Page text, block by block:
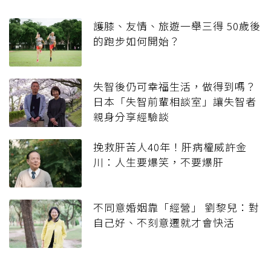
【50+官網】： https://www.fiftyplus.com.tw
【50+Line】： https://line.me/R/ti/p/%40efu3793r
【50+粉絲團】：
https://www.facebook.com/50pluscommunity/
護膝、友情、旅遊一舉三得 50歲後
的跑步如何開始？
失智後仍可幸福生活，做得到嗎？
日本「失智前輩相談室」讓失智者
親身分享經驗談
挽救肝苦人40年！肝病權威許金
川：人生要爆笑，不要爆肝
不同意婚姻靠「經營」 劉黎兒：對
自己好、不刻意遷就才會快活